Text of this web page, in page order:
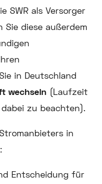
SWR als Versorger
Sie diese außerdem
in Deutschland
wechseln (Laufzeit
zu beachten).
in
Entscheidung für